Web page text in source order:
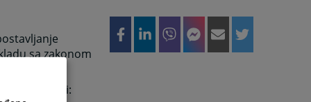
sa zakonom
propisi: